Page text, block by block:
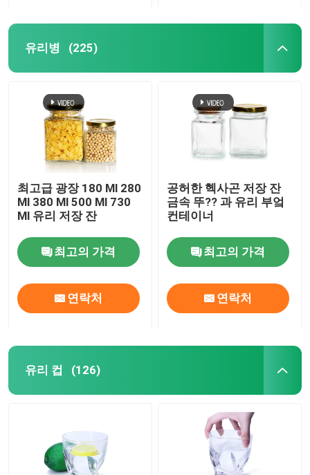
유리병 (225)
최고급 광장 180 Ml 280
Ml 380 Ml 500 Ml 730
Ml 유리 저장 잔
최고의 가격
연락처
공허한 헥사곤 저장 잔
금속 뚜?? 과 유리 부엌
컨테이너
최고의 가격
연락처
유리 컵 (126)